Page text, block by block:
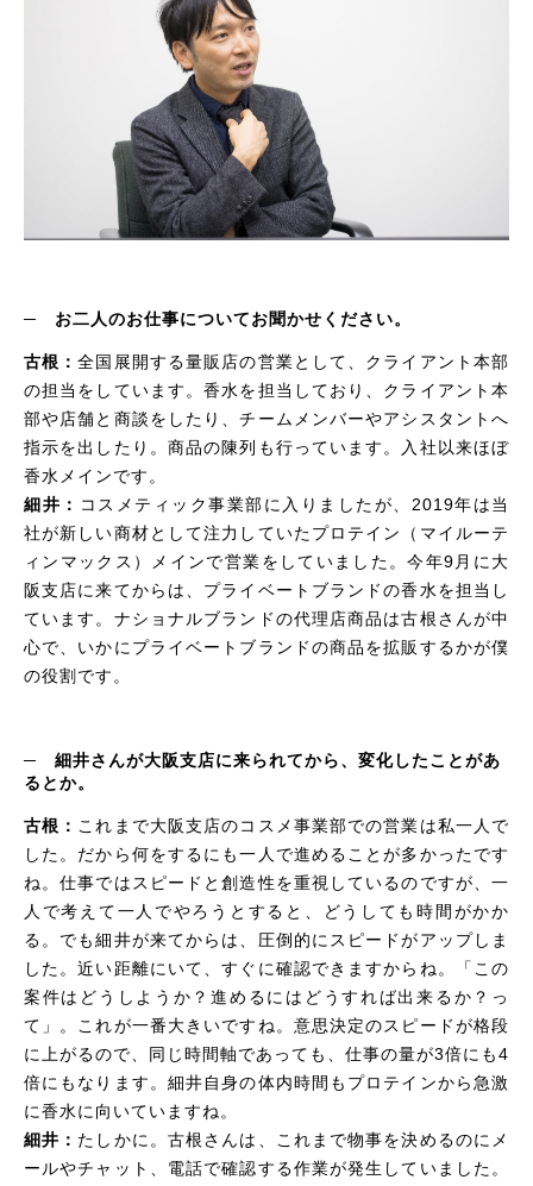
─ お二人のお仕事についてお聞かせください。
古根：全国展開する量販店の営業として、クライアント本部
の担当をしています。香水を担当しており、クライアント本
部や店舗と商談をしたり、チームメンバーやアシスタントへ
指示を出したり。商品の陳列も行っています。入社以来ほぼ
香水メインです。
細井： コスメティック事業部に入りましたが、 2019年は当
社が新しい商材として注力していたプロテイン（マイルーテ
ィンマックス）メインで営業をしていました。今年9 月に大
阪支店に来てからは、プライベートブランドの香水を担当し
ています。ナショナルブランドの代理店商品は古根さんが中
心で、いかにプライベートブランドの商品を拡販するかが僕
の役割です。
─ 細井さんが大阪支店に来られてから、変化したことがあ
るとか。
古根： これまで大阪支店のコスメ事業部での営業は私一人で
した。だから何をするにも一人で進めることが多かったです
ね。仕事ではスピードと創造性を重視しているのですが、一
人で考えて一人でやろうとすると、どうしても時間がかか
る。でも細井が来てからは、圧倒的にスピードがアップしま
した。近い距離にいて、すぐに確認できますからね。「この
案件はどうしようか？進めるにはどうすれば出来るか？っ
て」。これが一番大きいですね。意思決定のスピードが格段
に上がるので、同じ時間軸であっても、仕事の量が3倍にも4
倍にもなります。細井自身の体内時間もプロテインから急激
に香水に向いていますね。
細井： たしかに。古根さんは、これまで物事を決めるのにメ
ールやチャット、電話で確認する作業が発生していました。